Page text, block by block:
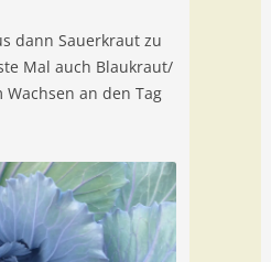
dann Sauerkraut zu
Mal auch Blaukraut/
an den Tag